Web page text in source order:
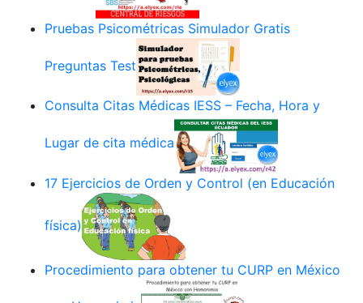
Pruebas Psicométricas Simulador Gratis
Preguntas Test
Consulta Citas Médicas IESS – Fecha, Hora y
Lugar de cita médica
17 Ejercicios de Orden y Control (en Educación
física)
Procedimiento para obtener tu CURP en México